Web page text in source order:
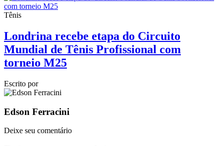
Tênis
Londrina recebe etapa do Circuito
Mundial de Tênis Profissional com
torneio M25
Escrito por
Edson Ferracini
Deixe seu comentário